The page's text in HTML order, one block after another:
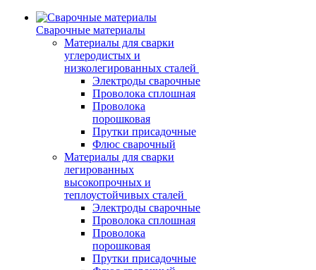
Сварочные материалы
Материалы для сварки
углеродистых и
низколегированных сталей
Электроды сварочные
Проволока сплошная
Проволока
порошковая
Прутки присадочные
Флюс сварочный
Материалы для сварки
легированных
высокопрочных и
теплоустойчивых сталей
Электроды сварочные
Проволока сплошная
Проволока
порошковая
Прутки присадочные